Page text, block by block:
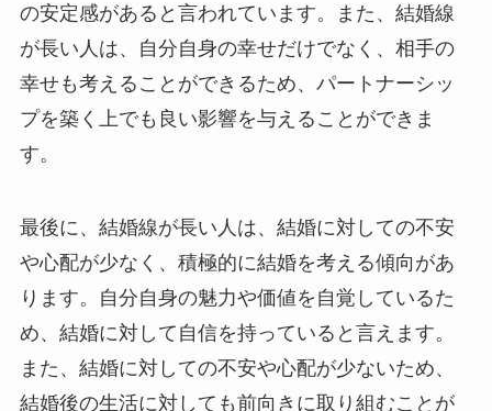
の安定感があると言われています。また、結婚線
が長い人は、自分自身の幸せだけでなく、相手の
幸せも考えることができるため、パートナーシッ
プを築く上でも良い影響を与えることができま
す。
最後に、結婚線が長い人は、結婚に対しての不安
や心配が少なく、積極的に結婚を考える傾向があ
ります。自分自身の魅力や価値を自覚しているた
め、結婚に対して自信を持っていると言えます。
また、結婚に対しての不安や心配が少ないため、
結婚後の生活に対しても前向きに取り組むことが